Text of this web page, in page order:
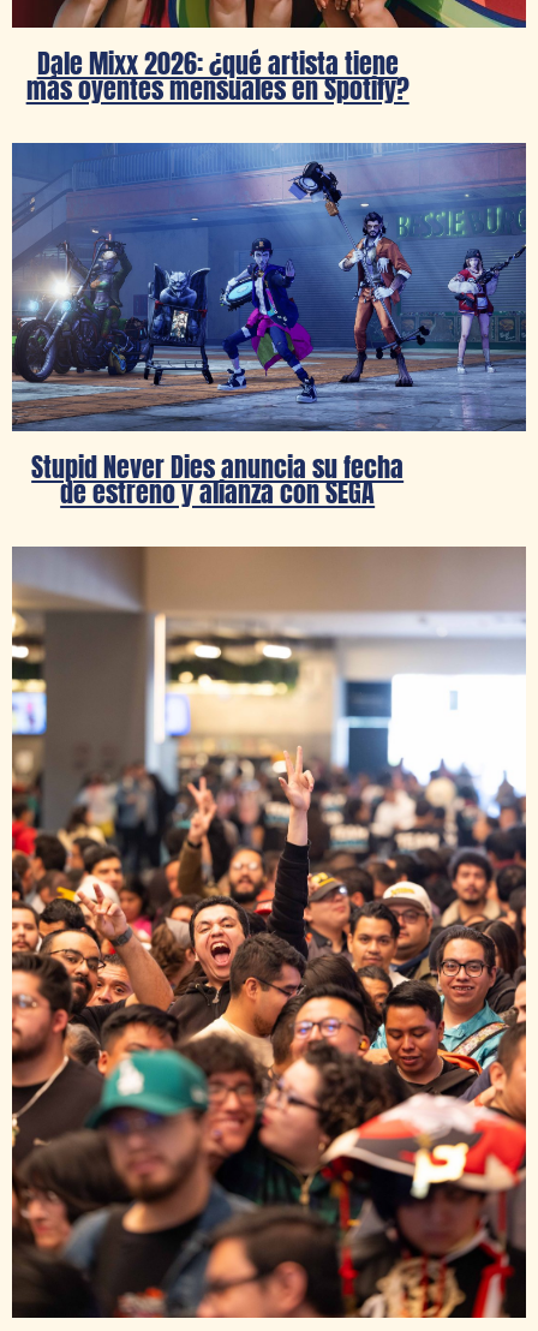
Dale Mixx 2026: ¿qué artista tiene
más oyentes mensuales en Spotify?
Stupid Never Dies anuncia su fecha
de estreno y alianza con SEGA